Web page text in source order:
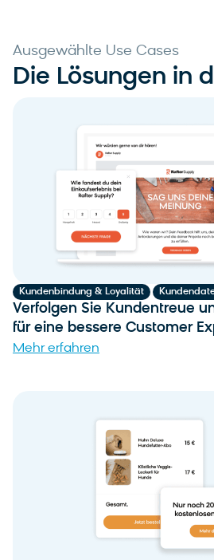
Ausgewählte Use Cases
Die Lösungen in
Kundenbindung & Loyalität
Verfolgen Sie Kundentreue
für eine bessere Customer
Mehr erfahren